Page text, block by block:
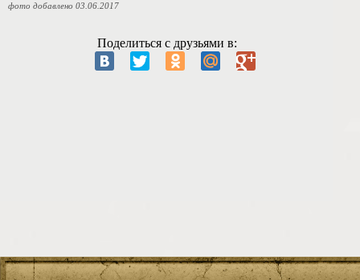
фото добавлено 03.06.2017
Поделиться с друзьями в: